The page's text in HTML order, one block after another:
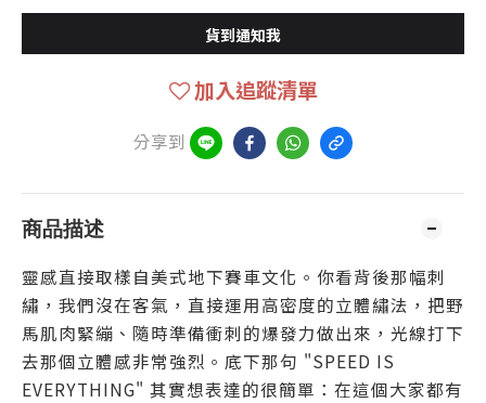
貨到通知我
加入追蹤清單
分享到
商品描述
靈感直接取樣自美式地下賽車文化。你看背後那幅刺
繡，我們沒在客氣，直接運用高密度的立體繡法，把野
馬肌肉緊繃、隨時準備衝刺的爆發力做出來，光線打下
去那個立體感非常強烈。底下那句 "SPEED IS
EVERYTHING" 其實想表達的很簡單：在這個大家都有